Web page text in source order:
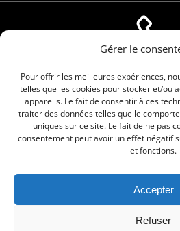
Gérer le
Pour offrir les meilleures expériences,
telles que les cookies pour stocker et/ou
appareils. Le fait de consentir à ces
traiter des données telles que le
uniques sur ce site. Le fait de ne pas
consentement peut avoir un effet négatif
et fonctions.
Accepter
Refuser
04 66 88 01
© 2026 Commune de Le